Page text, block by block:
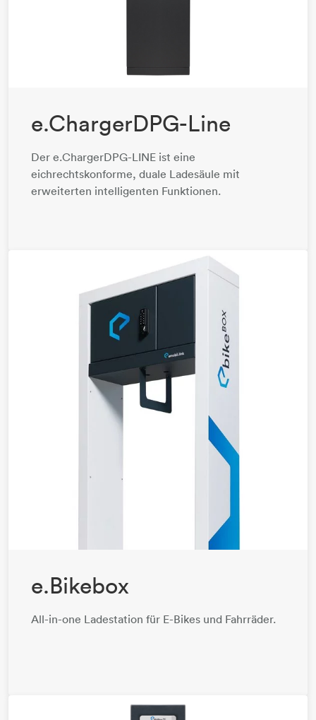
e.ChargerDPG-Line
​​​​​​​Der e.ChargerDPG-LINE ist eine
eichrechtskonforme, duale Ladesäule mit
erweiterten intelligenten Funktionen.
e.Bikebox
All-in-one Ladestation für E-Bikes und Fahrräder.